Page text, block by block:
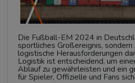
Die Fußball-EM 2024 in
sportliches Großereignis,
logistische Herausforderungen
Logistik ist entscheidend, um
Ablauf zu gewährleisten und ein
für Spieler, Offizielle und Fans